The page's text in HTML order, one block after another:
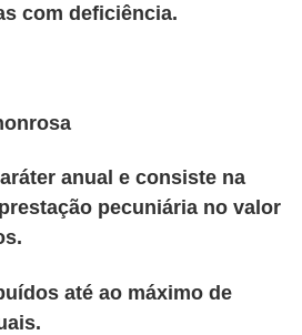
com deficiência.
anual e consiste na
pecuniária no valor
até ao máximo de